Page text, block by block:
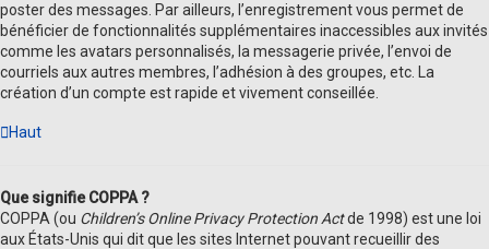
poster des messages. Par ailleurs, l’enregistrement vous permet de
bénéficier de fonctionnalités supplémentaires inaccessibles aux invités
comme les avatars personnalisés, la messagerie privée, l’envoi de
courriels aux autres membres, l’adhésion à des groupes, etc. La
création d’un compte est rapide et vivement conseillée.
Haut
Que signifie COPPA ?
COPPA (ou Children’s Online Privacy Protection Actde 1998) est une loi
aux États-Unis qui dit que les sites Internet pouvant recueillir des